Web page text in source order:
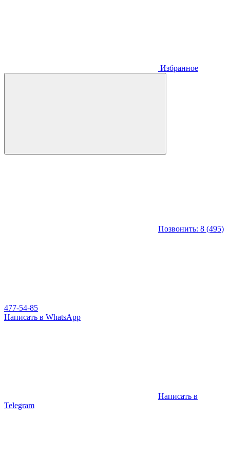
Избранное
Позвонить: 8 (495)
477-54-85
Написать в WhatsApp
Написать в
Telegram